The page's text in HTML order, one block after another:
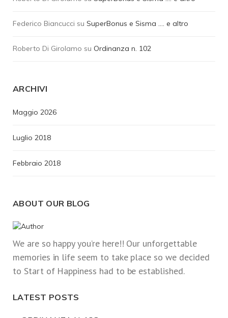
Federico Biancucci su SuperBonus e Sisma …. e altro
Roberto Di Girolamo su Ordinanza n. 102
ARCHIVI
Maggio 2026
Luglio 2018
Febbraio 2018
ABOUT OUR BLOG
We are so happy you’re here!! Our unforgettable
memories in life seem to take place so we decided
to Start of Happiness had to be established.
LATEST POSTS